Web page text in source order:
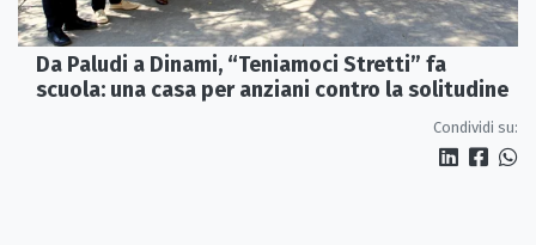
Da Paludi a Dinami, “Teniamoci Stretti” fa
scuola: una casa per anziani contro la solitudine
Condividi su: